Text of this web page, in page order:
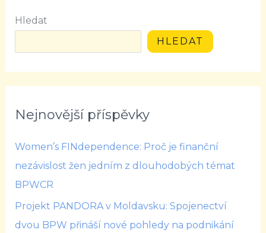
Hledat
HLEDAT
Nejnovější příspěvky
Women’s FINdependence: Proč je finanční
nezávislost žen jedním z dlouhodobých témat
BPWCR
Projekt PANDORA v Moldavsku: Spojenectví
dvou BPW přináší nové pohledy na podnikání